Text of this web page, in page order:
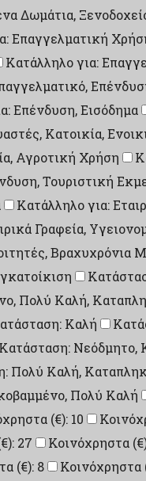
Δωμάτια,
Επαγγελματική
Κατάλληλο για:
Επένδυση, Εισόδημα
Κατοικία,
Αγροτική Χρήση
Τουριστική
Κατάλληλο για:
Γραφεία,
Βραχυχρόνια
Πολύ Καλή,
Καλή
Κατάσταση: Νεόδμητο,
Πολύ Καλή,
Πολύ Καλή
(€): 10
27 Κοινόχρηστα
(€): 8 Κοινόχρηστα